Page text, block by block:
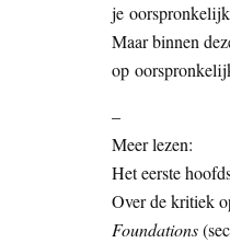
je
Maar binnen
op
–
Meer lezen:
Het eerste
Over de kritiek
Foundations